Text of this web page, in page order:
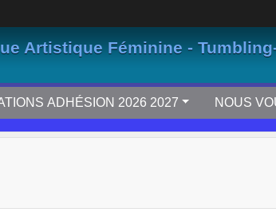
Artistique Féminine -
ADHÉSION 2026 2027 NOUS